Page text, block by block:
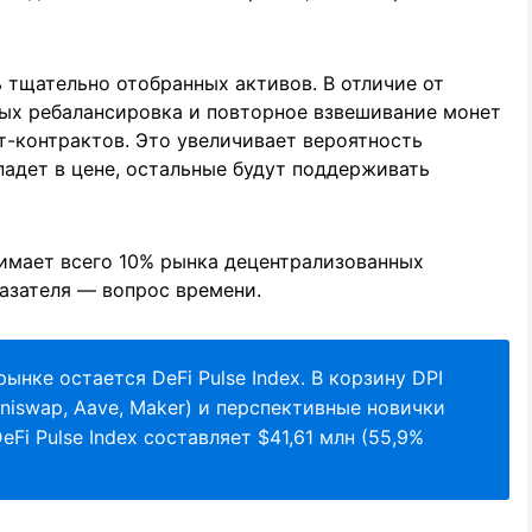
отобранных активов. В отличие от
ребалансировка и повторное взвешивание монет
Это увеличивает вероятность
в цене, остальные будут поддерживать
всего 10% рынка децентрализованных
— вопрос времени.
остается DeFi Pulse Index. В корзину DPI
Aave, Maker) и перспективные новички
Pulse Index составляет $41,61 млн (55,9%